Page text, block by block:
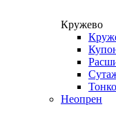
Кружево
Неопрен